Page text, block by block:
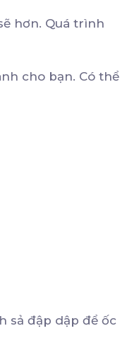
hơn. Quá trình
cho bạn. Có thể
sả đập dập để ốc